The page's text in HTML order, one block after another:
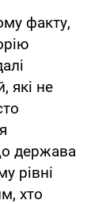
факту,
які не
держава
рівні
хто